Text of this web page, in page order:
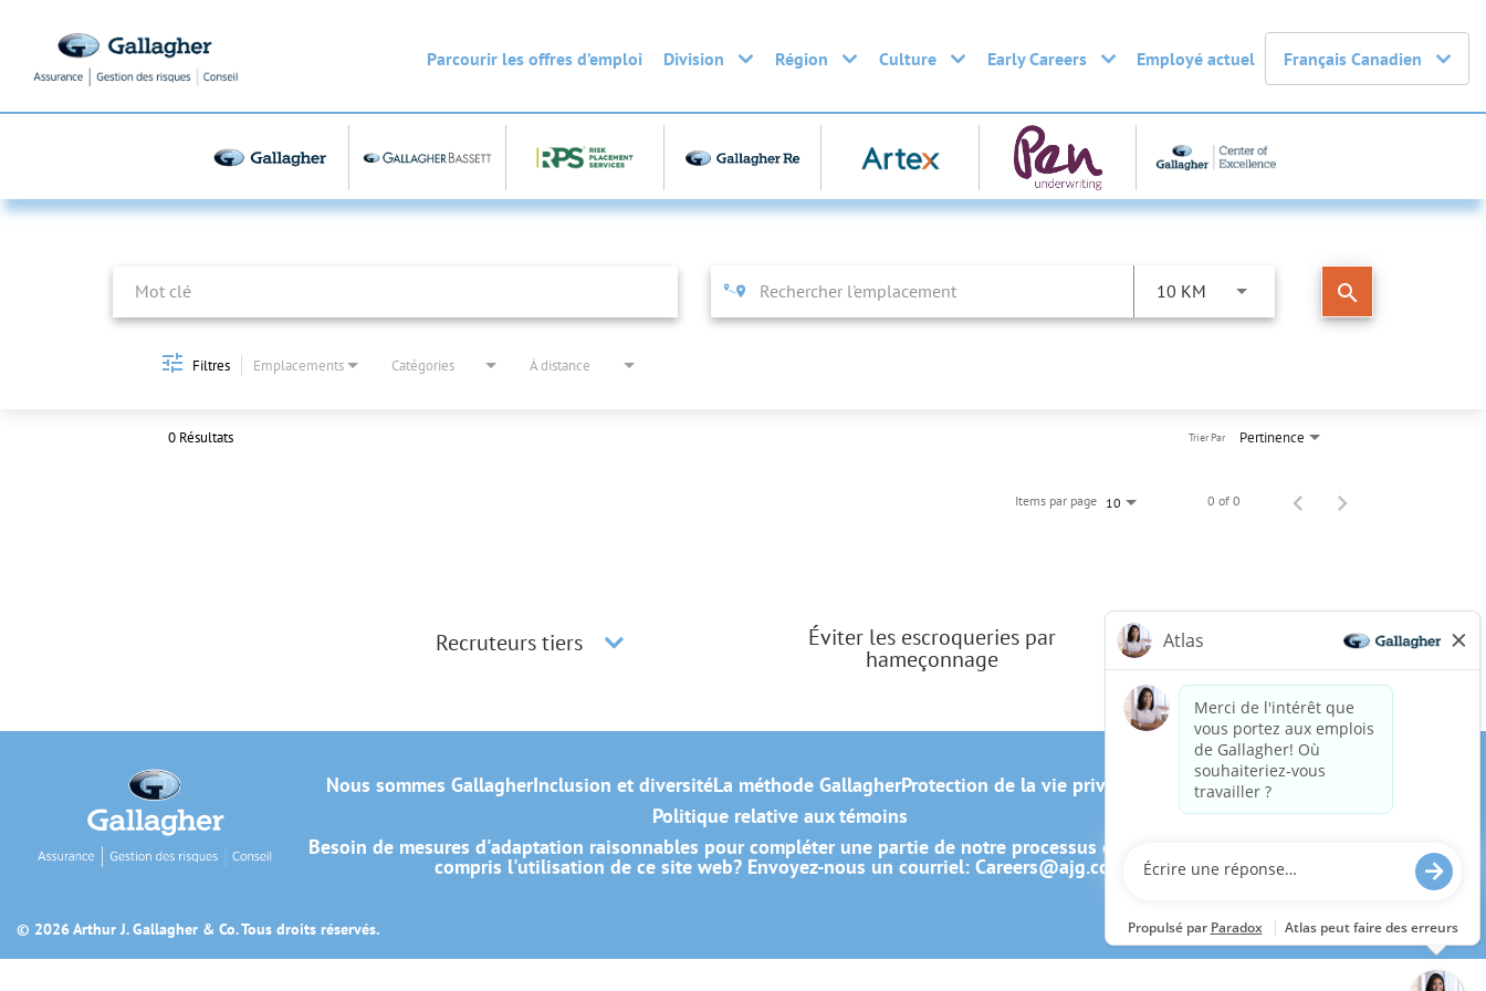
Parcourir les offres d’emploi Division Région Culture Early Careers Employé actuel Français Canadien
Job Search Page
10 KM search
Filtres Emplacements Catégories À distance
0 Résultats Pertinence
Trier Par
Items par page 10 0 of 0
Recruteurs tiers Éviter les escroqueries par
hameçonnage
Nous sommes GallagherInclusion et diversitéLa méthode GallagherProtection de la vie privée du candidat
Politique relative aux témoins
Besoin de mesures d'adaptation raisonnables pour compléter une partie de notre processus de candidature, y
compris l'utilisation de ce site web? Envoyez-nous un courriel: Careers@ajg.com
© 2026 Arthur J. Gallagher & Co. Tous droits réservés.